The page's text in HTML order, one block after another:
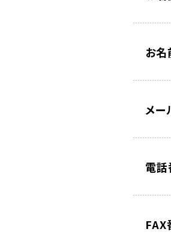
お名
メー
電話
FAX